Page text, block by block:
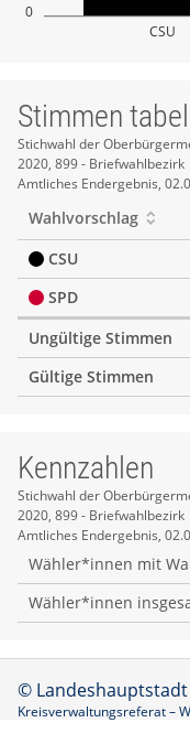
0
CSU
Stimmen
Stimmen
tabellarisch
Stichwahl der
2020, 899 - Briefwahlbezirk
Amtliches Endergebnis,
Wahlvorschlag
CSU
SPD
Ungültige Stimmen
Gültige Stimmen
Kennzahlen
Kennzahlen
Stichwahl der
2020, 899 - Briefwahlbezirk
Amtliches Endergebnis,
Wähler*innen mit
Wähler*innen
©
Kreisverwaltungsreferat –